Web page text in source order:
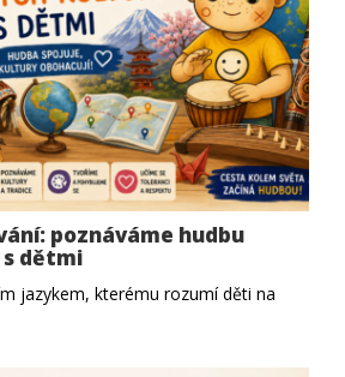
poznáváme hudbu
dětmi
jazykem, kterému rozumí děti na